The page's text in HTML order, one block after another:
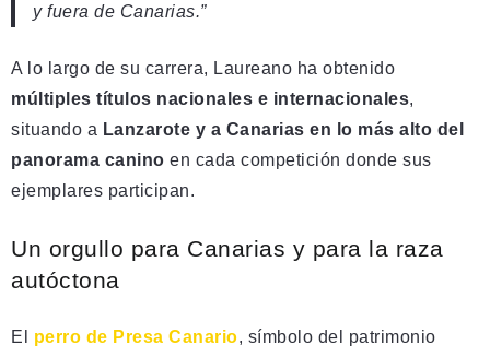
y fuera de Canarias.”
A lo largo de su carrera, Laureano ha obtenido
múltiples títulos nacionales e internacionales,
situando a Lanzarote y a Canarias en lo más alto del
panorama canino en cada competición donde sus
ejemplares participan.
Un orgullo para Canarias y para la raza
autóctona
El perro de Presa Canario, símbolo del patrimonio